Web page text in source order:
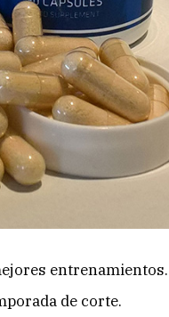
entrenamientos.
de corte.